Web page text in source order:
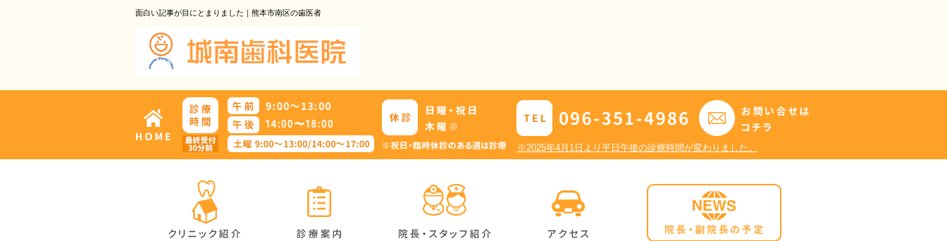
面白い記事が目にとまりました｜熊本市南区の歯医者
※2025年4月1日より平日午後の診療時間が変わりました。